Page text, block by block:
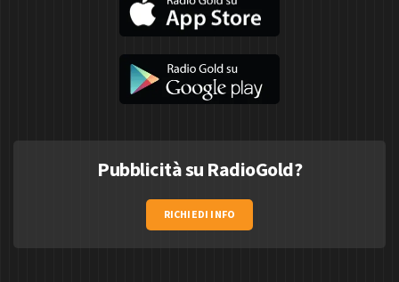
Pubblicità su RadioGold?
RICHIEDI INFO